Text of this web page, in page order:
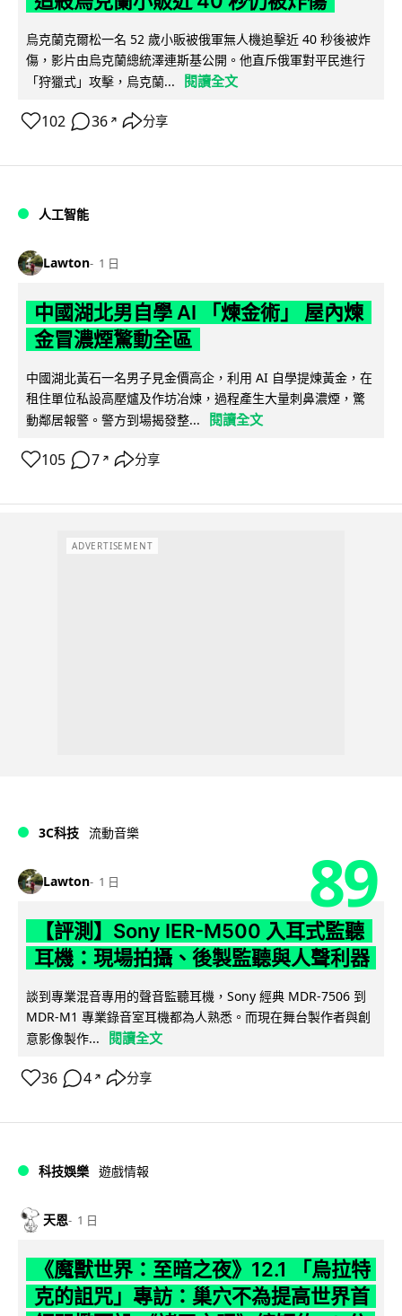
烏克蘭克爾松一名 52 歲小販被俄軍無人機追擊近 40 秒後被炸
傷，影片由烏克蘭總統澤連斯基公開。他直斥俄軍對平民進行
「狩獵式」攻擊，烏克蘭...
閱讀全文
102 36 ↗ 分享
人工智能
Lawton 1 日
中國湖北男自學 AI 「煉金術」 屋內煉
金冒濃煙驚動全區
中國湖北黃石一名男子見金價高企，利用 AI 自學提煉黃金，在
租住單位私設高壓爐及作坊冶煉，過程產生大量刺鼻濃煙，驚
動鄰居報警。警方到場揭發整...
閱讀全文
105 7 ↗ 分享
ADVERTISEMENT
3C科技 流動音樂
Lawton 1 日 89
【評測】Sony IER-M500 入耳式監聽
耳機：現場拍攝、後製監聽與人聲利器
談到專業混音專用的聲音監聽耳機，Sony 經典 MDR-7506 到
MDR-M1 專業錄音室耳機都為人熟悉。而現在舞台製作者與創
意影像製作...
閱讀全文
36 4 ↗ 分享
科技娛樂 遊戲情報
天恩 1 日
《魔獸世界：至暗之夜》12.1 「烏拉特
克的詛咒」專訪：巢穴不為提高世界首